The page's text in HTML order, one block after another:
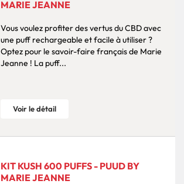
MARIE JEANNE
Vous voulez profiter des vertus du CBD avec
une puff rechargeable et facile à utiliser ?
Optez pour le savoir-faire français de Marie
Jeanne ! La puff...
Voir le détail
KIT KUSH 600 PUFFS - PUUD BY
MARIE JEANNE